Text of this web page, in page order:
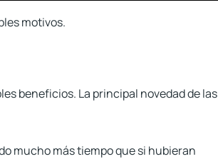
motivos.
beneficios. La principal novedad de las
mucho más tiempo que si hubieran